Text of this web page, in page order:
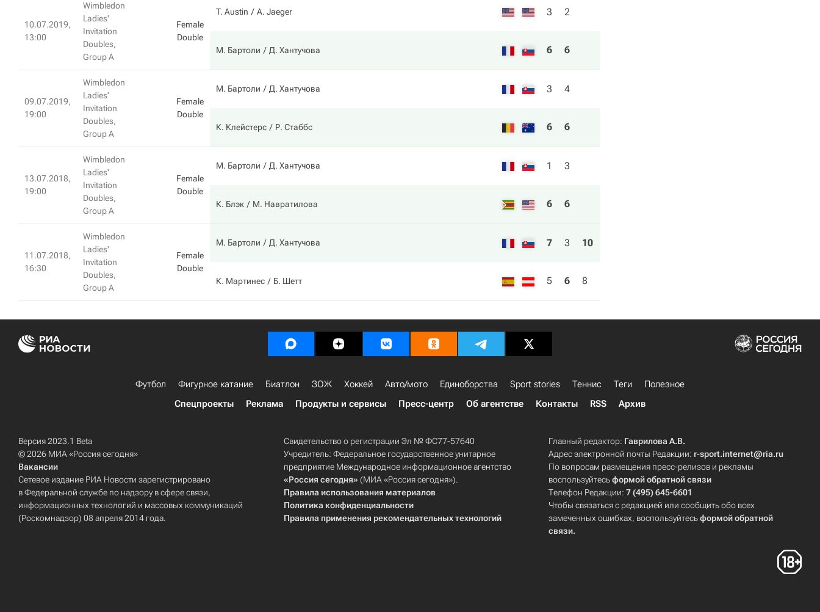
10.07.2019,
13:00
Wimbledon
Ladies'
Invitation
Doubles,
Group A
Female
Double
T. Austin A. Jaeger 3 2
М. Бартоли Д. Хантучова 6 6
09.07.2019,
19:00
Wimbledon
Ladies'
Invitation
Doubles,
Group A
Female
Double
М. Бартоли Д. Хантучова 3 4
К. Клейстерс Р. Стаббс 6 6
13.07.2018,
19:00
Wimbledon
Ladies'
Invitation
Doubles,
Group A
Female
Double
М. Бартоли Д. Хантучова 1 3
К. Блэк М. Навратилова 6 6
11.07.2018,
16:30
Wimbledon
Ladies'
Invitation
Doubles,
Group A
Female
Double
М. Бартоли Д. Хантучова 7 3 10
К. Мартинес Б. Шетт 5 6 8
Футбол Фигурное катание Биатлон ЗОЖ Хоккей Авто/мото Единоборства Sport stories Теннис Теги
Полезное
Спецпроекты
Реклама Продукты и сервисы Пресс-центр Об агентстве Контакты RSS Архив
Версия 2023.1 Beta
© 2026 МИА «Россия сегодня»
Вакансии
Сетевое издание РИА Новости зарегистрировано
в Федеральной службе по надзору в сфере связи,
информационных технологий и массовых коммуникаций
(Роскомнадзор) 08 апреля 2014 года.
Свидетельство о регистрации Эл № ФС77-57640
Учредитель: Федеральное государственное унитарное
предприятие Международное информационное агентство
«Россия сегодня» (МИА «Россия сегодня»).
Правила использования материалов
Политика конфиденциальности
Правила применения рекомендательных технологий
Главный редактор: Гаврилова А.В.
Адрес электронной почты Редакции: r-sport.internet@ria.ru
По вопросам размещения пресс-релизов и рекламы
воспользуйтесьформой обратной связи
Телефон Редакции:7 (495) 645-6601
Чтобы связаться с редакцией или сообщить обо всех
замеченных ошибках, воспользуйтесьформой обратной
связи.